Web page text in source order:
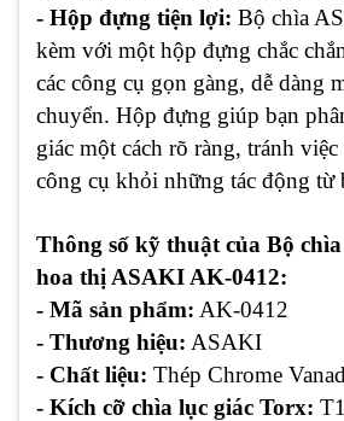
- Hộp đựng tiện lợi: Bộ chìa
kèm với một hộp đựng chắc
các công cụ gọn gàng, dễ dàng
chuyển. Hộp đựng giúp bạn
giác một cách rõ ràng, tránh
công cụ khỏi những tác động từ
Thông số kỹ thuật của Bộ
hoa thị ASAKI AK-0412:
- Mã sản phẩm: AK-0412
- Thương hiệu: ASAKI
- Chất liệu: Thép Chrome
- Kích cỡ chìa lục giác Torx: